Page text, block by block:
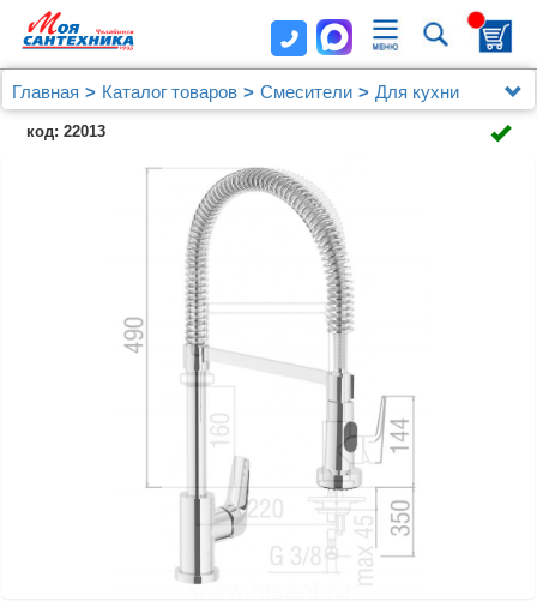
Главная Каталог товаров Смесители
Для кухни
Смеситель Nobili Nobi NB84300/3CR для кухонной
мойки
код: 22013